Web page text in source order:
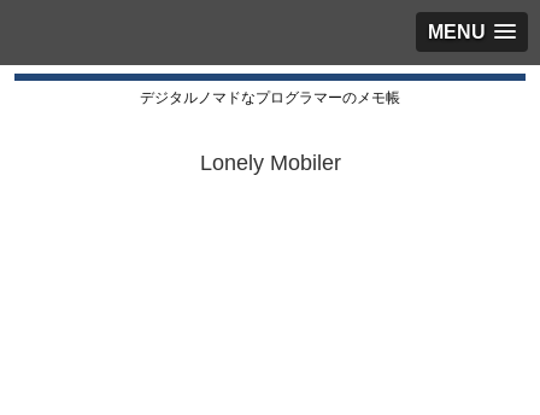
MENU
デジタルノマドなプログラマーのメモ帳
Lonely Mobiler